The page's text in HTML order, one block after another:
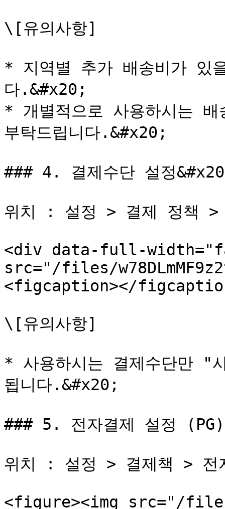
\[유의사항]
* 지역별 추가 배송비가 있
다.&#x20;
* 개별적으로 사용하시는
부탁드립니다.&#x20;
### 4. 결제수단 설정
위치 : 설정 > 결제 정책 >
<div data-full-
src="/files/
<figcaption></
\[유의사항]
* 사용하시는 결제수단만 "
됩니다.&#x20;
### 5. 전자결제 설정 (PG)
위치 : 설정 > 결제책 > 전
<figure><img src="/files/